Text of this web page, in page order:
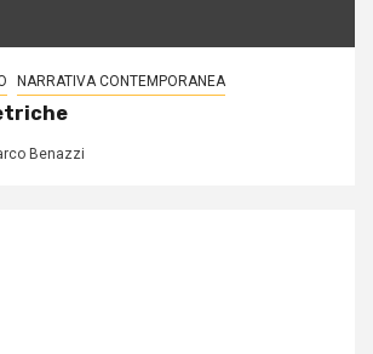
NARRATIVA CONTEMPORANEA
Benazzi